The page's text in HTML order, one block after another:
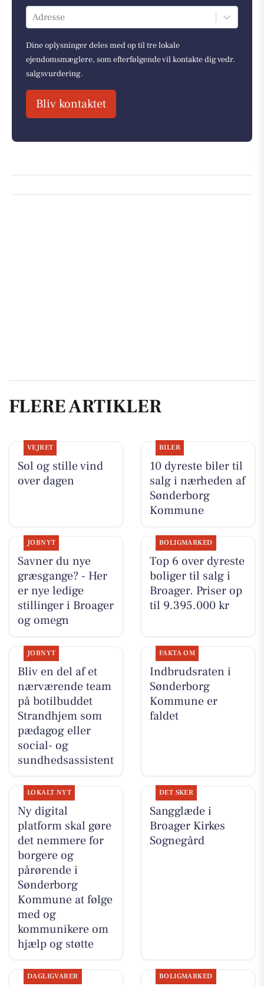
Adresse
Dine oplysninger deles med op til tre lokale
ejendomsmæglere, som efterfølgende vil kontakte dig vedr.
salgsvurdering.
Bliv kontaktet
FLERE ARTIKLER
VEJRET
Sol og stille vind
over dagen
BILER
10 dyreste biler til
salg i nærheden af
Sønderborg
Kommune
JOBNYT
Savner du nye
græsgange? - Her
er nye ledige
stillinger i Broager
og omegn
BOLIGMARKED
Top 6 over dyreste
boliger til salg i
Broager. Priser op
til 9.395.000 kr
JOBNYT
Bliv en del af et
nærværende team
på botilbuddet
Strandhjem som
pædagog eller
social- og
sundhedsassistent
FAKTA OM
Indbrudsraten i
Sønderborg
Kommune er
faldet
LOKALT NYT
Ny digital
platform skal gøre
det nemmere for
borgere og
pårørende i
Sønderborg
Kommune at følge
med og
kommunikere om
hjælp og støtte
DET SKER
Sangglæde i
Broager Kirkes
Sognegård
DAGLIGVARER BOLIGMARKED